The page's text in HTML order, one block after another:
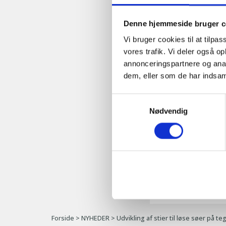
Denne hjemmeside bruger
Vi bruger cookies til at
vores trafik. Vi deler også
annonceringspartnere og
dem, eller som de har
Nødvendig
flyttet videre i
”Den her sti
er patter til, så
noget af det som
udfordringer med
Hvordan skal
anbefalinger, og
kapacitet,
opfylder kravene i
pattegrise, opsyn
ventilation,
Forside > NYHEDER > Udvikling af stier til løse søer på